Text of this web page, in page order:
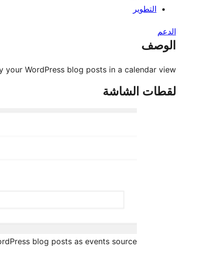
التطوير
الدعم
الوصف
WordPress blog posts in a calendar view.
لقطات الشاشة
blog posts as events source.